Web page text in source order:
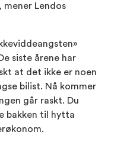
Lendos
siste årene har
at det ikke er noen
bilist. Nå kommer
går raskt. Du
bakken til hytta